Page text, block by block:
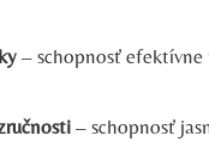
– schopnosť efektívne
– schopnosť